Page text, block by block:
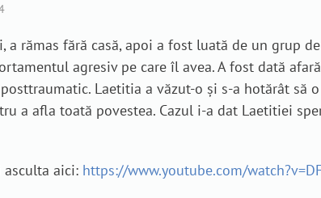
rămas fără casă, apoi a fost luată de un grup
agresiv pe care îl avea. A fost dată
Laetitia a văzut-o și s-a hotărât să
a afla toată povestea. Cazul i-a dat Laetitiei
asculta aici: https://www.youtube.com/